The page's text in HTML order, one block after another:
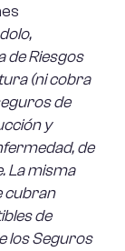
de Riesgos
(ni cobra
de
y
de
La misma
cubran
de
los Seguros